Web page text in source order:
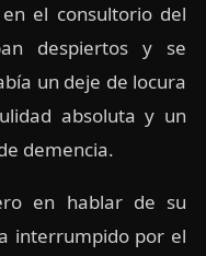
el consultorio del
despiertos y se
un deje de locura
absoluta y un
demencia.
en hablar de su
interrumpido por el